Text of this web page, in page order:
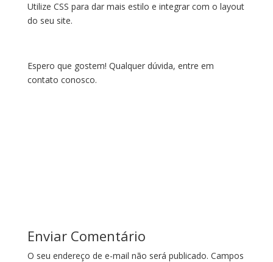
Utilize CSS para dar mais estilo e integrar com o layout
do seu site.
Espero que gostem! Qualquer dúvida, entre em
contato conosco.
Enviar Comentário
O seu endereço de e-mail não será publicado. Campos